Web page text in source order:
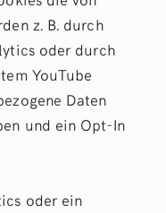
z. B. durch
oder durch
YouTube
Daten
und ein Opt-In
oder ein